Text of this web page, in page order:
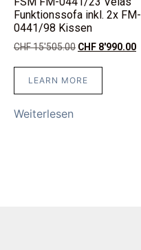
Funktionssofa inkl. 2x FM-
0441/98 Kissen
CHF15'505.00 CHF 8'990.00
LEARN MORE
Weiterlesen